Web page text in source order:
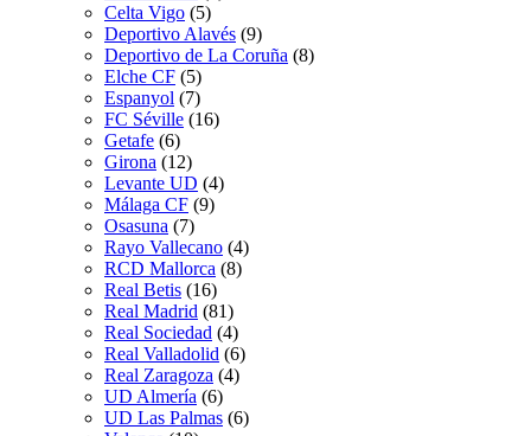
Celta Vigo (5)
Deportivo Alavés (9)
Deportivo de La Coruña (8)
Elche CF (5)
Espanyol (7)
FC Séville (16)
Getafe (6)
Girona (12)
Levante UD (4)
Málaga CF (9)
Osasuna (7)
Rayo Vallecano (4)
RCD Mallorca (8)
Real Betis (16)
Real Madrid (81)
Real Sociedad (4)
Real Valladolid (6)
Real Zaragoza (4)
UD Almería (6)
UD Las Palmas (6)